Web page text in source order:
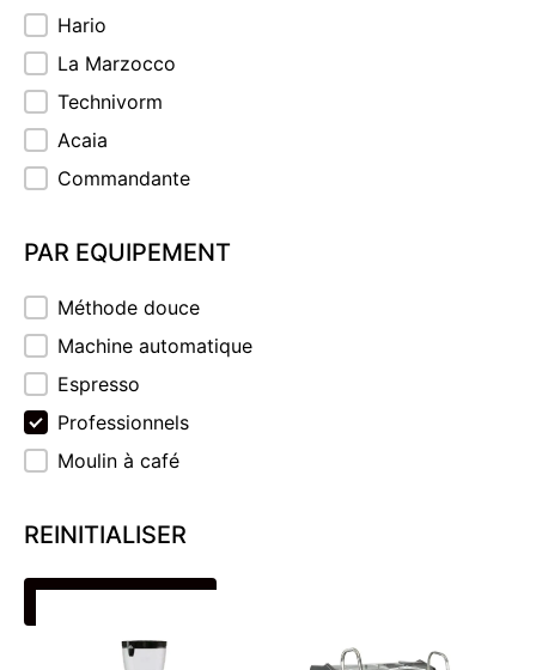
Hario
La Marzocco
Technivorm
Acaia
Commandante
PAR EQUIPEMENT
PAR EQUIPEMENT
Méthode douce
Machine automatique
Espresso
Professionnels
Moulin à café
REINITIALISER
REINITIALISER